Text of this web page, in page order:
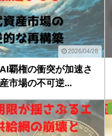
2026/04/28
覇権の衝突が加速さ
市場の不可逆...